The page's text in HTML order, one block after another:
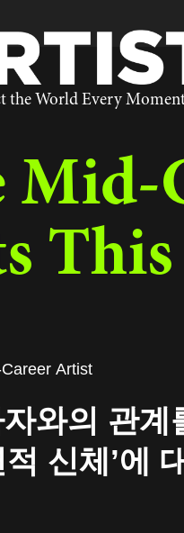
the World Every
This
Artist
와의 관계
신체’에